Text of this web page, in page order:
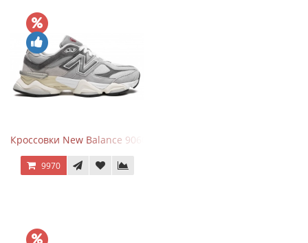
Кроссовки New Balance 9060 Rain Cloud Grey
9970